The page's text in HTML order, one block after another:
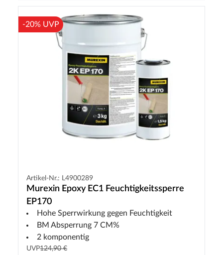
-20% UVP
Artikel-Nr.: L4900289
Murexin Epoxy EC1 Feuchtigkeitssperre
EP170
Hohe Sperrwirkung gegen Feuchtigkeit
BM Absperrung 7 CM%
2 komponentig
UVP124,90 €